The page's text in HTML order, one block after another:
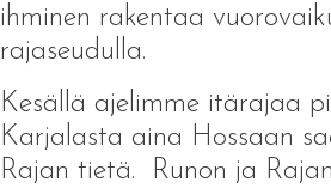
ihminen rakentaa
rajaseudulla.
Kesällä ajelimme itärajaa
Karjalasta aina Hossaan
Rajan tietä. Runon ja